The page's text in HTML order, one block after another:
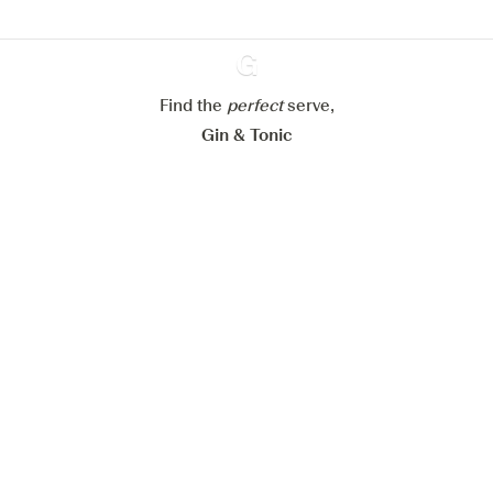
Ginventory
Find the perfectserve,
Gin & Tonic
Refuser tout Accepter tout